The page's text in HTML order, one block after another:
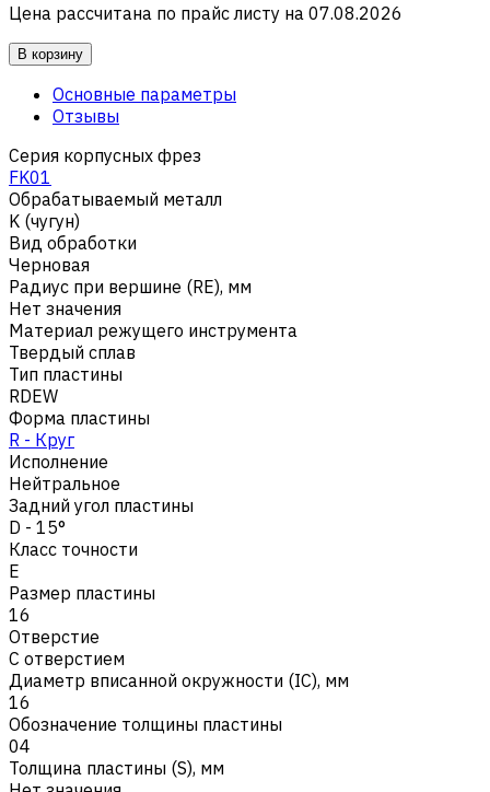
Цена рассчитана по прайс листу на 07.08.2026
В корзину
Основные параметры
Отзывы
Серия корпусных фрез
FK01
Обрабатываемый металл
K (чугун)
Вид обработки
Черновая
Радиус при вершине (RE), мм
Нет значения
Материал режущего инструмента
Твердый сплав
Тип пластины
RDEW
Форма пластины
R - Круг
Исполнение
Нейтральное
Задний угол пластины
D - 15°
Класс точности
E
Размер пластины
16
Отверстие
С отверстием
Диаметр вписанной окружности (IC), мм
16
Обозначение толщины пластины
04
Толщина пластины (S), мм